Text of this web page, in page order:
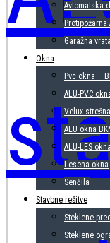
Avtomatska
Protipožarna
Garažna
Okna
Pvc okna –
ALU-PVC
Velux
ALU okna
ALU-LES okna
Lesena okna
Senčila
Stavbne rešitve
Steklene
Steklene